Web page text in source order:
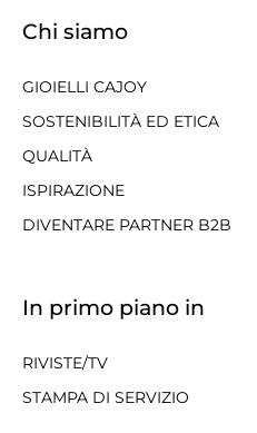
Chi siamo
GIOIELLI CAJOY
SOSTENIBILITÀ ED ETICA
QUALITÀ
ISPIRAZIONE
DIVENTARE PARTNER B2B
In primo piano in
RIVISTE/TV
STAMPA DI SERVIZIO